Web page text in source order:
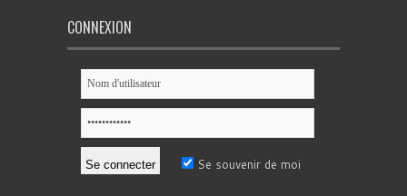
CONNEXION
Se souvenir de moi